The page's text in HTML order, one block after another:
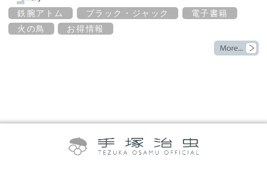
鉄腕アトム ブラック・ジャック
電子書籍
火の鳥
お得情報